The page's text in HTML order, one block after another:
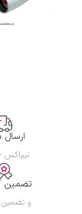
تیپاکس -
تضمین
و